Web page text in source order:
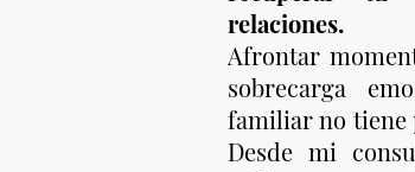
relaciones.
Afrontar
sobrecarga
familiar no tiene
Desde mi